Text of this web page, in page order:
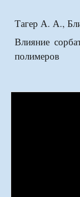
Тагер А. А.,
Влияние
полимеров